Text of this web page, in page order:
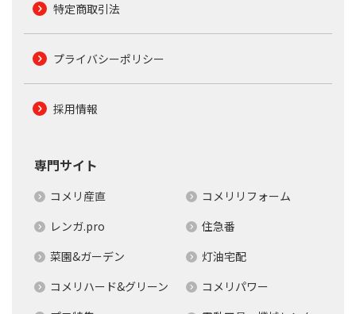
特定商取引法
プライバシーポリシー
採用情報
専門サイト
コメリ産直
コメリリフォーム
レンガ.pro
住急番
菜園&ガーデン
灯油宅配
コメリハード&グリーン
コメリパワー